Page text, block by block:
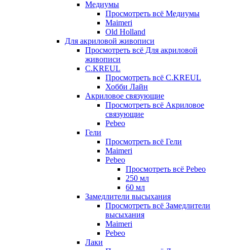
Медиумы
Просмотреть всё Медиумы
Maimeri
Old Holland
Для акриловой живописи
Просмотреть всё Для акриловой
живописи
C.KREUL
Просмотреть всё C.KREUL
Хобби Лайн
Акриловое связующие
Просмотреть всё Акриловое
связующие
Pebeo
Гели
Просмотреть всё Гели
Maimeri
Pebeo
Просмотреть всё Pebeo
250 мл
60 мл
Замедлители высыхания
Просмотреть всё Замедлители
высыхания
Maimeri
Pebeo
Лаки